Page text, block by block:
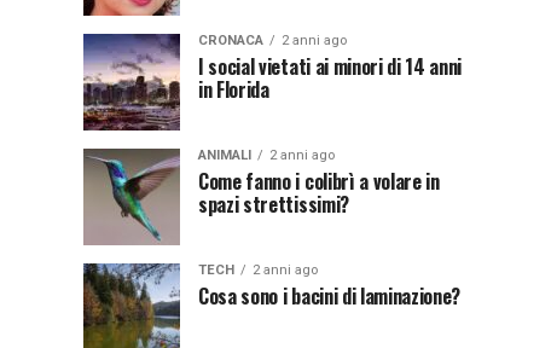
CRONACA 2 anni ago
I social vietati ai minori di 14 anni
in Florida
ANIMALI 2 anni ago
Come fanno i colibrì a volare in
spazi strettissimi?
TECH 2 anni ago
Cosa sono i bacini di laminazione?